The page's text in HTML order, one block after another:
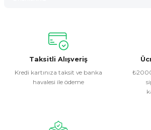
konularda yetersiz gördüğünüz noktaları
kullanarak tarafımıza iletebilirsiniz.
Görüş ve önerileriniz için teşekkür ederiz.
Ürün resmi kalitesiz, bozuk veya
Ürün fiyatı diğer sitelerden daha pahalı.
Taksitli Alışveriş
Kredi kartınıza taksit ve banka
havalesi ile ödeme